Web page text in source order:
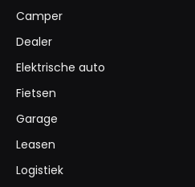
Camper
Dealer
Elektrische auto
Fietsen
Garage
Leasen
Logistiek